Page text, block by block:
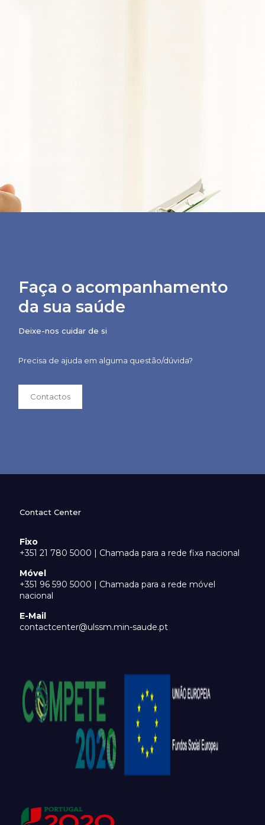
Faça o acompanhamento
da sua saúde
Deixe-nos cuidar de si
Precisa de ajuda em alguma questão/dúvida?
Contactos
Contact Center
Fixo
+351 21 780 5000 | Chamada para a rede fixa nacional
Móvel
+351 96 590 5000 | Chamada para a rede móvel
nacional
E-Mail
contactcenter@ulssm.min-saude.pt